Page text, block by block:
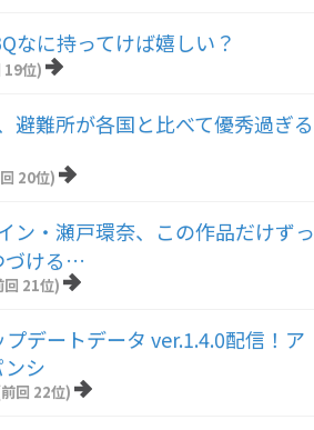
なに持ってけば嬉しい？
19位)
避難所が各国と比べて優秀過ぎる
20位)
ン・瀬戸環奈、この作品だけずっ
づける…
回 21位)
プデートデータ ver.1.4.0配信！ア
シ
回 22位)